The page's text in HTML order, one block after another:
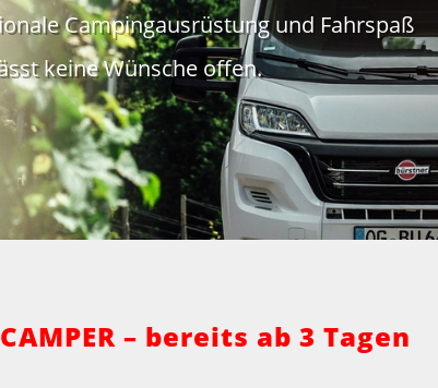
Campingausrüstung und Fahrspaß
keine Wünsche offen.
– bereits ab 3 Tagen